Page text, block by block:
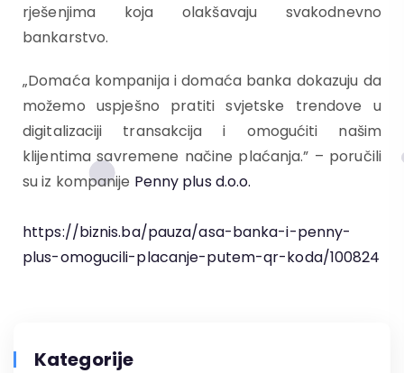
rješenjima koja olakšavaju svakodnevno
bankarstvo.
„Domaća kompanija i domaća banka dokazuju da
možemo uspješno pratiti svjetske trendove u
digitalizaciji transakcija i omogućiti našim
klijentima savremene načine plaćanja.” – poručili
su iz kompanije Penny plus d.o.o.
https://biznis.ba/pauza/asa-banka-i-penny-
plus-omogucili-placanje-putem-qr-koda/100824
Kategorije